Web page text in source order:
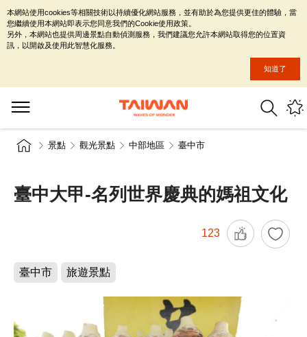
景點 觀光景點 中部地區 臺中市
臺中大甲-名列世界慶典的媽祖文化
123
臺中市 旅遊景點
本網站使用cookies等相關技術以持續優化網站服務，並有助於為您提供更佳的體驗，當
您繼續使用本網站即表示您同意我們的Cookie使用政策。
另外，本網站也提供周邊景點自動偵測服務，我們建議您允許本網站取得您的位置資
訊，以開啟及使用此智慧化服務。
知道了